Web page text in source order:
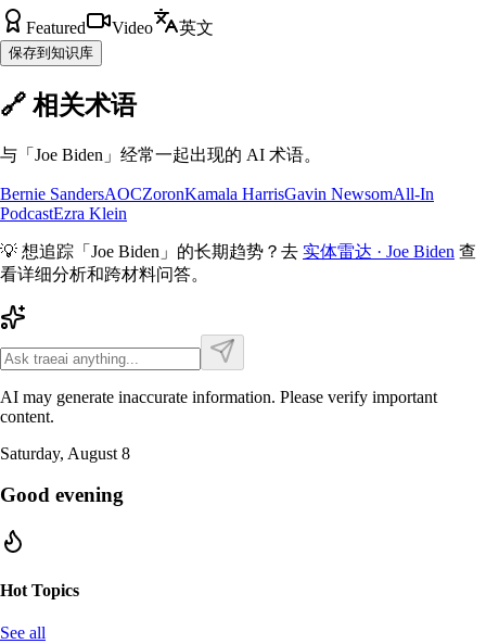
Featured Video 英文
保存到知识库
🔗 相关术语
与「 Joe Biden 」经常一起出现的 AI 术语。
Bernie SandersAOCZoronKamala HarrisGavin NewsomAll-In
PodcastEzra Klein
💡 想追踪「 Joe Biden 」的长期趋势？去 实体雷达 · Joe Biden 查
看详细分析和跨材料问答。
AI may generate inaccurate information. Please verify important
content.
Saturday, August 8
Good evening
Hot Topics
See all